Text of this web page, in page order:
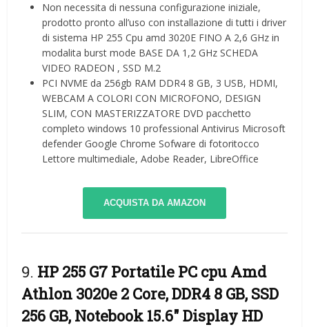
Non necessita di nessuna configurazione iniziale,
prodotto pronto all’uso con installazione di tutti i driver
di sistema HP 255 Cpu amd 3020E FINO A 2,6 GHz in
modalita burst mode BASE DA 1,2 GHz SCHEDA
VIDEO RADEON , SSD M.2
PCI NVME da 256gb RAM DDR4 8 GB, 3 USB, HDMI,
WEBCAM A COLORI CON MICROFONO, DESIGN
SLIM, CON MASTERIZZATORE DVD pacchetto
completo windows 10 professional Antivirus Microsoft
defender Google Chrome Sofware di fotoritocco
Lettore multimediale, Adobe Reader, LibreOffice
ACQUISTA DA AMAZON
9. HP 255 G7 Portatile PC cpu Amd
Athlon 3020e 2 Core, DDR4 8 GB, SSD
256 GB, Notebook 15.6″ Display HD